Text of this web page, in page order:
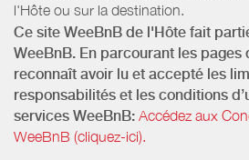
l'Hôte ou sur la destination.
Ce site WeeBnB de l'Hôte fait
WeeBnB. En parcourant les pages
reconnaît avoir lu et accepté les
responsabilités et les conditions
services WeeBnB: Accédez aux
WeeBnB (cliquez-ici).